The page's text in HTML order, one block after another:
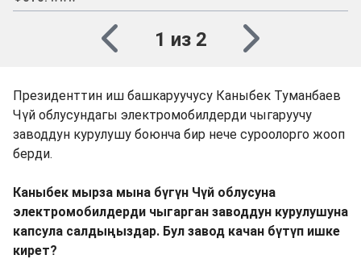
1 из 2
Президенттин иш башкаруучусу Каныбек Туманбаев
Чүй облусундагы электромобилдерди чыгаруучу
заводдун курулушу боюнча бир нече суроолорго жооп
берди.
Каныбек мырза мына бүгүн Чүй облусуна
электромобилдерди чыгарган заводдун курулушуна
капсула салдыңыздар. Бул завод качан бүтүп ишке
кирет?